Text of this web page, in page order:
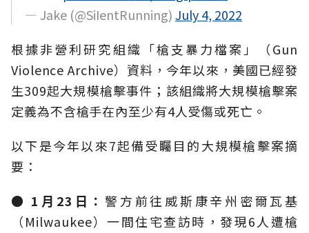
— Jake (@SiIentRunning)July 4, 2022
根據非營利研究組織「槍支暴力檔案」（Gun
Violence Archive）資料，今年以來，美國已經發
生309起大規模槍擊事件；該組織將大規模槍擊案
定義為不含槍手在內至少有4人受傷或死亡。
以下是今年以來7起備受矚目的大規模槍擊案摘
要：
● 1月23日：警方前往威斯康辛州密爾瓦基
（Milwaukee）一間住宅查訪時，發現6人遭槍